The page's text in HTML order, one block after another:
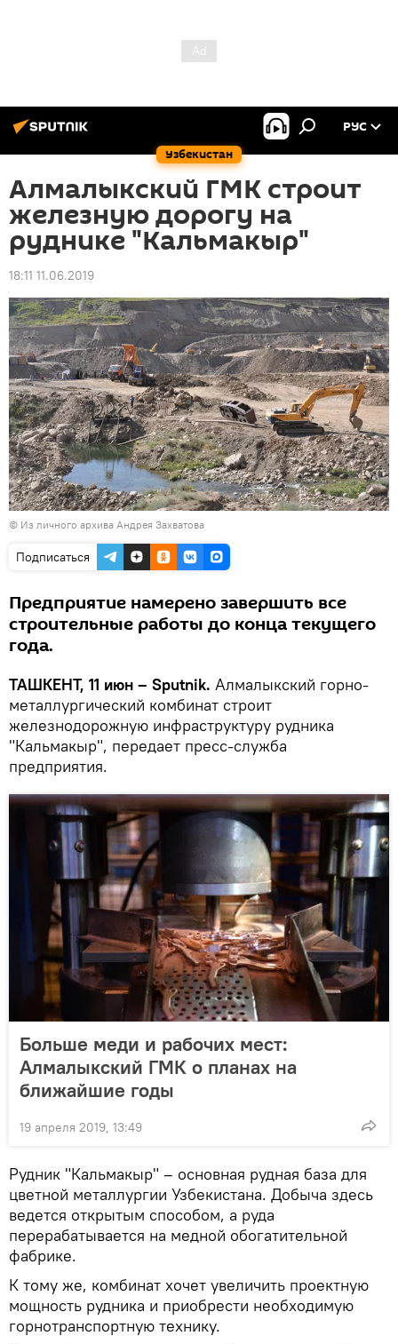
Узбекистан
РУС
Алмалыкский ГМК строит
железную дорогу на
руднике "Кальмакыр"
18:11 11.06.2019
© Из личного архива Андрея Захватова
Подписаться
Предприятие намерено завершить все
строительные работы до конца текущего
года.
ТАШКЕНТ, 11 июн – Sputnik. Алмалыкский горно-
металлургический комбинат строит
железнодорожную инфраструктуру рудника
"Кальмакыр", передает пресс-служба
предприятия.
Больше меди и рабочих мест:
Алмалыкский ГМК о планах на
ближайшие годы
19 апреля 2019, 13:49
Рудник "Кальмакыр" – основная рудная база для
цветной металлургии Узбекистана. Добыча здесь
ведется открытым способом, а руда
перерабатывается на медной обогатительной
фабрике.
К тому же, комбинат хочет увеличить проектную
мощность рудника и приобрести необходимую
горнотранспортную технику.